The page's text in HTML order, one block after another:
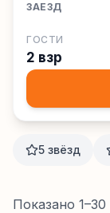
ЗАЕЗД
ГОСТИ
2 взр
5 звёзд
Показано 1–30